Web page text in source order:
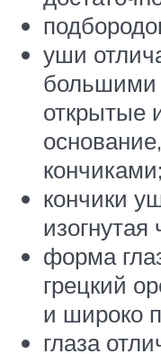
уши
большими
открытые
кончиками;
кончики
изогнутая
форма
грецкий
и широко
глаза